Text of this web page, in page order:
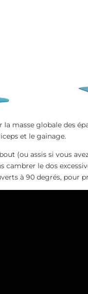
la masse globale des
et le gainage.
(ou assis si vous
cambrer le dos
à 90 degrés, pour